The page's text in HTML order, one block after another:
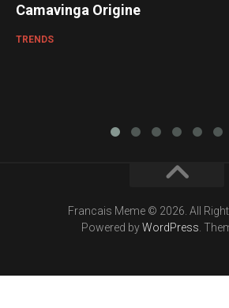
Camavinga Origine
TRENDS
Francais Meme © 2026. All
Powered byWordPress .